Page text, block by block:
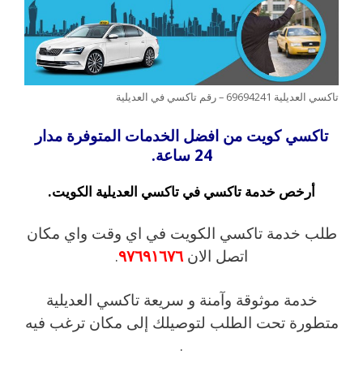
تاكسي العديلية 69694241 – رقم تاكسي في العديلية
تاكسي كويت من افضل الخدمات المتوفرة مدار
24 ساعة.
أرخص خدمة تاكسي في تاكسي العديلية الكويت.
طلب خدمة تاكسي الكويت في اي وقت واي مكان
اتصل الان٩٧٦٩١٦٧٦.
خدمة موثوقة وآمنة و سريعة تاكسي العديلية
متطورة تحت الطلب لتوصيلك إلى مكان ترغب فيه
.